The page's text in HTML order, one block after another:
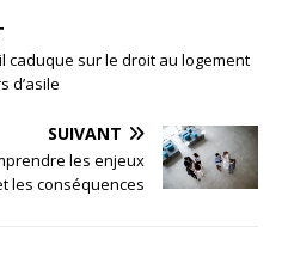
caduque sur le droit au logement
d’asile
SUIVANT
les enjeux
les conséquences